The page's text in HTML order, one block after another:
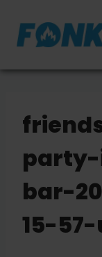
naar
inhoud
bar-
15-